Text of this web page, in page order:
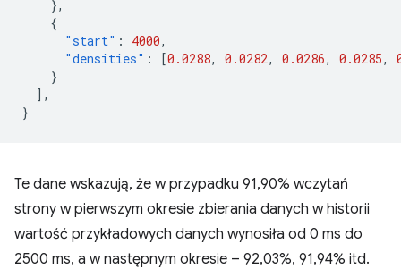
},
{
"start" : 4000,
"densities" : [0.0288, 0.0282, 0.0286, 0.0285,
}
],
}
Te dane wskazują, że w przypadku 91,90% wczytań
strony w pierwszym okresie zbierania danych w historii
wartość przykładowych danych wynosiła od 0 ms do
2500 ms, a w następnym okresie – 92,03%, 91,94% itd.